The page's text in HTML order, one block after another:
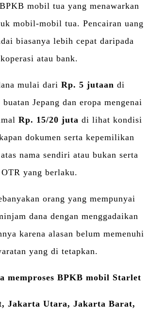
mobil tua yang menawarkan
mobil-mobil tua. Pencairan uang
biasanya lebih cepat daripada
koperasi atau bank.
mulai dari Rp. 5 jutaan di
Jepang dan eropa mengenai
Rp. 15/20 juta di lihat kondisi
dokumen serta kepemilikan
nama sendiri atau bukan serta
OTR yang berlaku.
orang yang mempunyai
dana dengan menggadaikan
karena alasan belum memenuhi
yang di tetapkan.
memproses BPKB mobil Starlet
Jakarta Utara, Jakarta Barat,